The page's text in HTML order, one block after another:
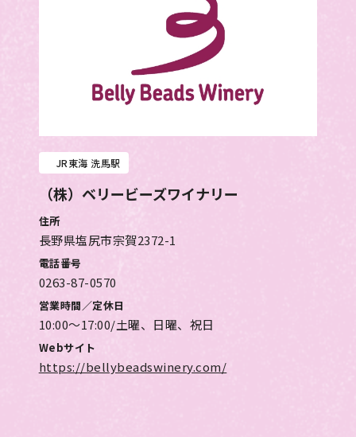
JR東海 洗馬駅
（株）ベリービーズワイナリー
住所
長野県塩尻市宗賀2372-1
電話番号
0263-87-0570
営業時間／定休日
10:00～17:00/土曜、日曜、祝日
Webサイト
https://bellybeadswinery.com/